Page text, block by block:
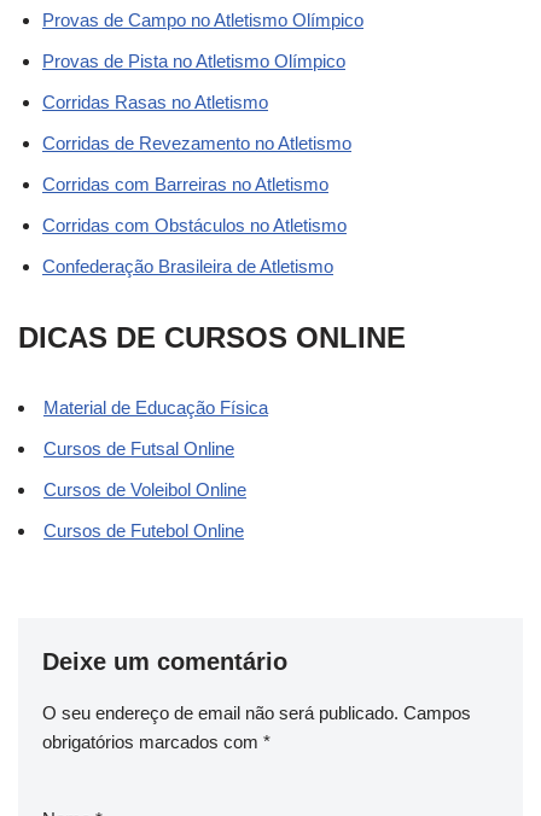
Provas de Campo no Atletismo Olímpico
Provas de Pista no Atletismo Olímpico
Corridas Rasas no Atletismo
Corridas de Revezamento no Atletismo
Corridas com Barreiras no Atletismo
Corridas com Obstáculos no Atletismo
Confederação Brasileira de Atletismo
DICAS DE CURSOS ONLINE
Material de Educação Física
Cursos de Futsal Online
Cursos de Voleibol Online
Cursos de Futebol Online
Deixe um comentário
O seu endereço de email não será publicado. Campos
obrigatórios marcados com *